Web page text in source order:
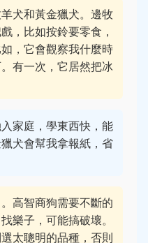
犬和黃金獵犬。邊牧
，比如按鈴要零食，
，它會觀察我什麼時
有一次，它居然把冰
家庭，學東西快，能
犬會幫我拿報紙，省
高智商狗需要不斷的
樂子，可能搞破壞。
太聰明的品種，否則